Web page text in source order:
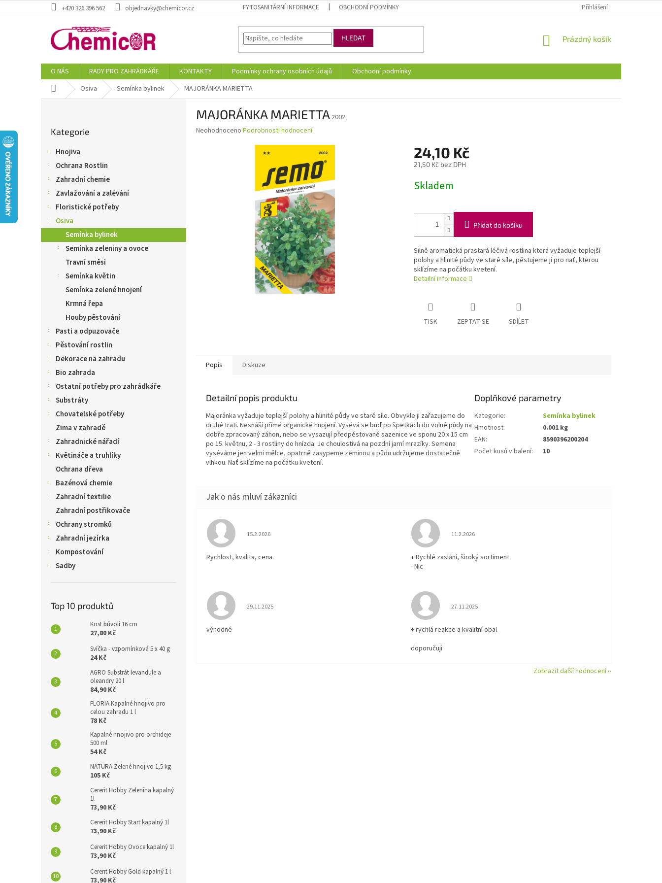
na
+420 326 396 562 objednavky@chemicor.cz FYTOSANITÁRNÍ INFORMACE OBCHODNÍ PODMÍNKY Přihlášení
HLEDAT
NÁKUPNÍ
Prázdný košík
O NÁS RADY PRO ZAHRÁDKÁŘE KONTAKTY Podmínky ochrany osobních údajů
Obchodní podmínky
Domů Osiva Semínka bylinek MAJORÁNKA MARIETTA
l
kategorie
Kategorie
Hnojiva
Ochrana Rostlin
Zahradní chemie
Zavlažování a zalévání
Floristické potřeby
Osiva
Semínka bylinek
Semínka zeleniny a ovoce
Travní směsi
Semínka květin
Semínka zelené hnojení
Krmná řepa
Houby pěstování
Pasti a odpuzovače
Pěstování rostlin
Dekorace na zahradu
Bio zahrada
Ostatní potřeby pro zahrádkáře
Substráty
Chovatelské potřeby
Zima v zahradě
Zahradnické nářadí
Květináče a truhlíky
Ochrana dřeva
Bazénová chemie
Zahradní textilie
Zahradní postřikovače
Ochrany stromků
Zahradní jezírka
Kompostování
Sadby
Top 10 produktů
Kost bůvolí 16 cm
27,80 Kč
Svíčka - vzpomínková 5 x 40 g
24 Kč
AGRO Substrát levandule a
oleandry 20 l
84,90 Kč
FLORIA Kapalné hnojivo pro
celou zahradu 1 l
78 Kč
Kapalné hnojivo pro orchideje
500 ml
54 Kč
NATURA Zelené hnojivo 1,5 kg
105 Kč
Cererit Hobby Zelenina kapalný
1l
73,90 Kč
Cererit Hobby Start kapalný 1l
73,90 Kč
Cererit Hobby Ovoce kapalný 1l
73,90 Kč
Cererit Hobby Gold kapalný 1 l
73,90 Kč
MAJORÁNKA MARIETTA 2002
Průměrné
Neohodnoceno Podrobnosti hodnocení
24,10 Kč
21,50 Kč bez DPH
cena:
Skladem
Přidat do košíku
Silně aromatická prastará léčivá rostlina která vyžaduje teplejší
polohy a hlinité půdy ve staré síle, pěstujeme ji pro nať, kterou
sklízíme na počátku kvetení.
Detailní informace
TISK ZEPTAT SE SDÍLET
Popis Diskuze
Detailní popis produktu
Majoránka vyžaduje teplejší polohy a hlinité půdy ve staré síle. Obvykle ji zařazujeme do
druhé trati. Nesnáší přímé organické hnojení. Vysévá se buď po špetkách do volné půdy na
dobře zpracovaný záhon, nebo se vysazují předpěstované sazenice ve sponu 20 x 15 cm
po 15. květnu, 2 - 3 rostliny do hnízda. Je choulostivá na pozdní jarní mrazíky. Semena
vyséváme jen velmi mělce, opatrně zasypeme zeminou a půdu udržujeme dostatečně
vlhkou. Nať sklízíme na počátku kvetení.
Doplňkové parametry
Kategorie:
Semínka bylinek
Hmotnost:
0.001 kg
EAN:
8590396200204
Počet kusů v balení: 10
Hodnocení obchodu je 5 z 5 hvězdiček.
15.2.2026
Rychlost, kvalita, cena.
Hodnocení obchodu je 5 z 5 hvězdiček.
11.2.2026
+ Rychlé zaslání, široký sortiment
- Nic
Hodnocení obchodu je 5 z 5 hvězdiček.
29.11.2025
výhodné
Hodnocení obchodu je 5 z 5 hvězdiček.
27.11.2025
+ rychlá reakce a kvalitní obal
doporučuji
Zobrazit další hodnocení